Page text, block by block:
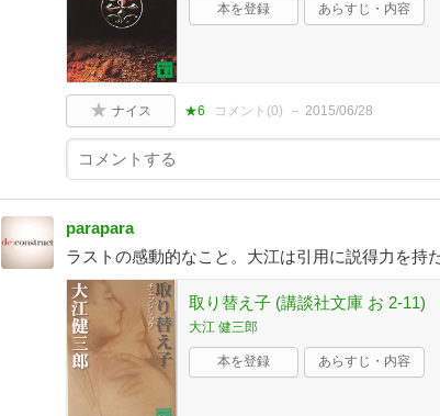
本を登録 あらすじ・内容
ナイス ★6 コメント(0) 2015/06/28
parapara
ラストの感動的なこと。大江は引用に説得力を持
取り替え子 (講談社文庫 お 2-11)
大江 健三郎
本を登録 あらすじ・内容